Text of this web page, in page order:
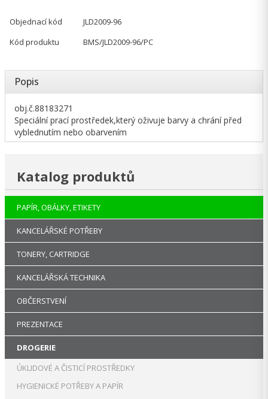
Objednací kód
JLD2009-96
Kód produktu
BMS/JLD2009-96/PC
Popis
obj.č.88183271
Speciální prací prostředek,který oživuje barvy a chrání před
vyblednutím nebo obarvením
Katalog produktů
PAPÍR, OBÁLKY, ETIKETY
KANCELÁŘSKÉ POTŘEBY
TONERY, CARTRIDGE
KANCELÁŘSKÁ TECHNIKA
OBČERSTVENÍ
PREZENTACE
DROGERIE
ÚKLIDOVÉ A ČISTICÍ PROSTŘEDKY
HYGIENICKÉ POTŘEBY A PAPÍR